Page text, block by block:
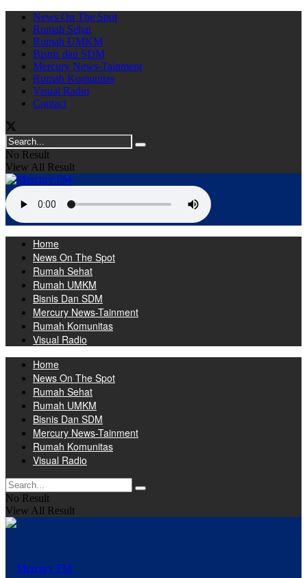
News On The Spot
Rumah Sehat
Rumah UMKM
Bisnis dan SDM
Mercury News-Tainment
Rumah Komunitas
Visual Radio
Contact
No Result
View All Result
Home
News On The Spot
Rumah Sehat
Rumah UMKM
Bisnis Dan SDM
Mercury News-Tainment
Rumah Komunitas
Visual Radio
Home
News On The Spot
Rumah Sehat
Rumah UMKM
Bisnis Dan SDM
Mercury News-Tainment
Rumah Komunitas
Visual Radio
No Result
View All Result